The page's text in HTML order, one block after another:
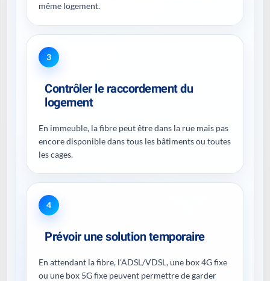
même logement.
3
Contrôler le raccordement du
logement
En immeuble, la fibre peut être dans la rue mais pas
encore disponible dans tous les bâtiments ou toutes
les cages.
4
Prévoir une solution temporaire
En attendant la fibre, l'ADSL/VDSL, une box 4G fixe
ou une box 5G fixe peuvent permettre de garder